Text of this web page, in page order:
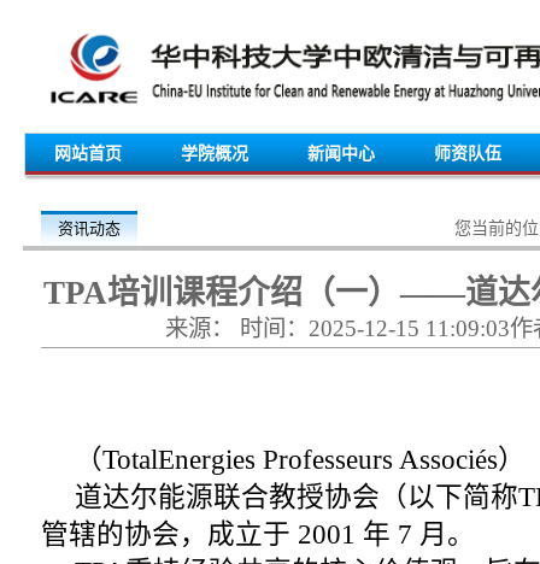
网站首页 学院概况 新闻中心 师资队伍
资讯动态 您当前的
TPA培训课程介绍（一）——道达
来源： 时间：2025-12-15 11:09:03
（TotalEnergies Professeurs Associés）
道达尔能源联合教授协会（以下简称
管辖的协会，成立于 2001 年 7 月。